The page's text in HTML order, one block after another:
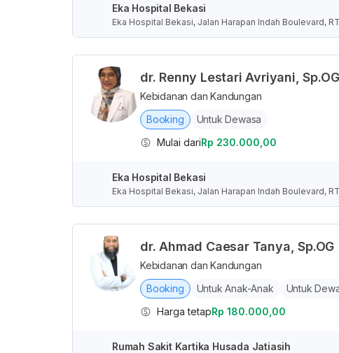
Eka Hospital Bekasi
Eka Hospital Bekasi, Jalan Harapan Indah Boulevard,
rat, Indonesia
dr. Renny Lestari Avriyani, Sp.OG
Kebidanan dan Kandungan
Booking
Untuk Dewasa
Mulai dariRp 230.000,00
Eka Hospital Bekasi
Eka Hospital Bekasi, Jalan Harapan Indah Boulevard,
rat, Indonesia
dr. Ahmad Caesar Tanya, Sp.OG
Kebidanan dan Kandungan
Booking
Untuk Anak-Anak
Untuk
Harga tetapRp 180.000,00
Rumah Sakit Kartika Husada Jatiasih